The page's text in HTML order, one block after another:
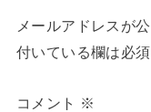
メールアドレスが
付いている欄は必
コメント ※